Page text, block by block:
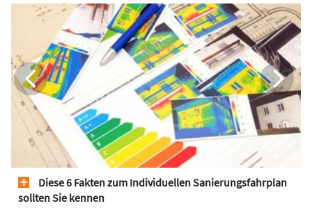
Diese 6 Fakten zum Individuellen Sanierungsfahrplan
sollten Sie kennen